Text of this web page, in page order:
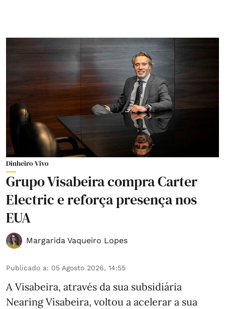
Dinheiro Vivo
Grupo Visabeira compra Carter
Electric e reforça presença nos
EUA
Margarida Vaqueiro Lopes
Publicado a: 05 Agosto 2026, 14:55
A Visabeira, através da sua subsidiária
Nearing Visabeira, voltou a acelerar a sua